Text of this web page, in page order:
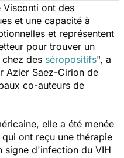
Visconti ont des
et une capacité à
et représentent
pour trouver un
des séropositifs", a
Azier Saez-Cirion de
co-auteurs de
elle a été menée
ont reçu une thérapie
signe d'infection du VIH